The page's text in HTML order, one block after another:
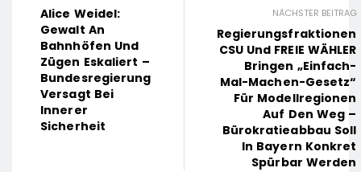
Alice Weidel:
Gewalt An
Bahnhöfen Und
Zügen Eskaliert –
Bundesregierung
Versagt Bei
Innerer
Sicherheit
NÄCHSTER BEITRAG
Regierungsfraktionen
CSU Und FREIE WÄHLER
Bringen „Einfach-
Mal-Machen-Gesetz“
Für Modellregionen
Auf Den Weg –
Bürokratieabbau Soll
In Bayern Konkret
Spürbar Werden